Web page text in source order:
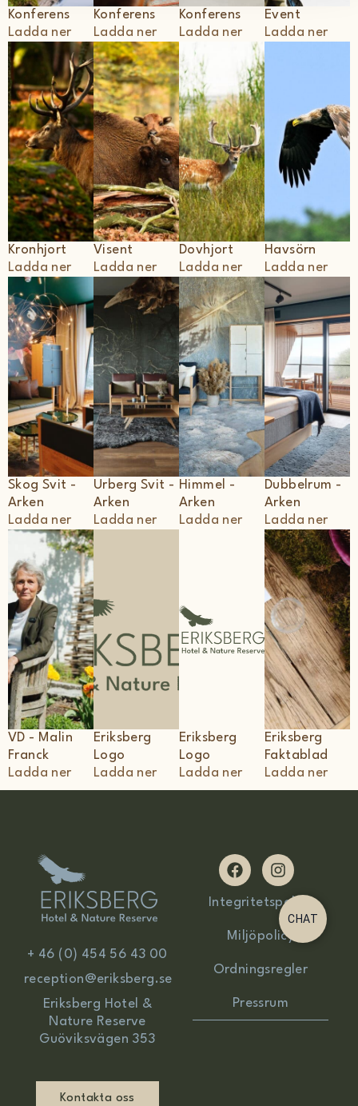
Konferens
Ladda ner
Konferens
Ladda ner
Konferens
Ladda ner
Event
Ladda ner
Kronhjort
Ladda ner
Visent
Ladda ner
Dovhjort
Ladda ner
Havsörn
Ladda ner
Skog Svit -
Arken
Ladda ner
Urberg Svit -
Arken
Ladda ner
Himmel -
Arken
Ladda ner
Dubbelrum -
Arken
Ladda ner
VD - Malin
Franck
Ladda ner
Eriksberg
Logo
Ladda ner
Eriksberg
Logo
Ladda ner
Eriksberg
Faktablad
Ladda ner
+ 46 (0) 454 56 43 00
reception@eriksberg.se
Eriksberg Hotel &
Nature Reserve
Guöviksvägen 353
Kontakta oss
F
a
e
o
k
I
n
t
a
g
a
Integritetspolicy
Miljöpolicy
Ordningsregler
Pressrum
CHAT